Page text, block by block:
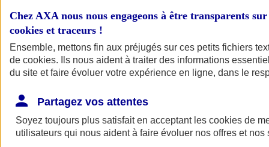
Indemnités de fin de carrière
(IFC)
Transformez une contrainte légale en opportunité fiscale et
Chez AXA nous nous engageons à être transparents
cookies et traceurs !
Ensemble, mettons fin aux préjugés sur ces petits fichiers
de cookies. Ils nous aident à traiter des informations
du site et faire évoluer votre expérience en ligne, dans le
Partagez vos attentes
Soyez toujours plus satisfait en acceptant les cookies de
utilisateurs qui nous aident à faire évoluer nos offres et nos